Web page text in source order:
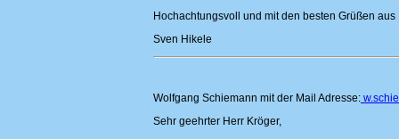
Hochachtungsvoll und mit den besten Grüßen aus
Sven Hikele
Wolfgang Schiemann mit der Mail Adresse:
Sehr geehrter Herr Kröger,